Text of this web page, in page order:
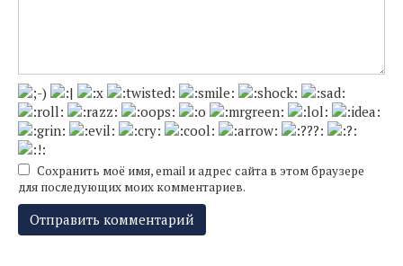
Сохранить моё имя, email и адрес сайта в этом браузере
для последующих моих комментариев.